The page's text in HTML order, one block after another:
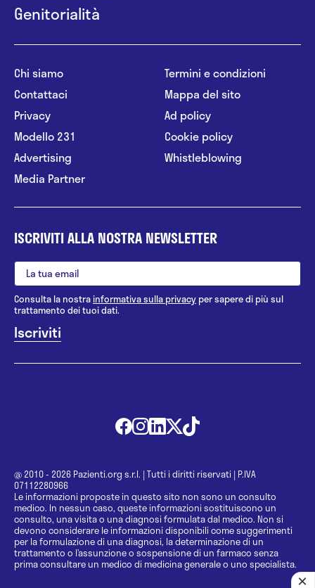
Genitorialità
Chi siamo
Contattaci
Privacy
Modello 231
Advertising
Media Partner
Termini e condizioni
Mappa del sito
Ad policy
Cookie policy
Whistleblowing
ISCRIVITI ALLA NOSTRA NEWSLETTER
Consulta la nostrainformativa sulla privacy per sapere di più sul
trattamento dei tuoi dati.
@ 2010 - 2026 Pazienti.org s.r.l. | Tutti i diritti riservati | P.IVA
07112280966
Le informazioni proposte in questo sito non sono un consulto
medico. In nessun caso, queste informazioni sostituiscono un
consulto, una visita o una diagnosi formulata dal medico. Non si
devono considerare le informazioni disponibili come suggerimenti
per la formulazione di una diagnosi, la determinazione di un
trattamento o l’assunzione o sospensione di un farmaco senza
prima consultare un medico di medicina generale o uno specialista.